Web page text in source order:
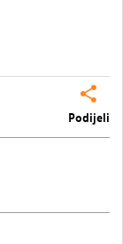
Podijeli